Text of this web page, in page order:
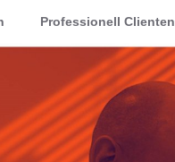
Professionell Clienten